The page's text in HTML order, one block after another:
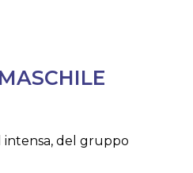
intensa, del gruppo